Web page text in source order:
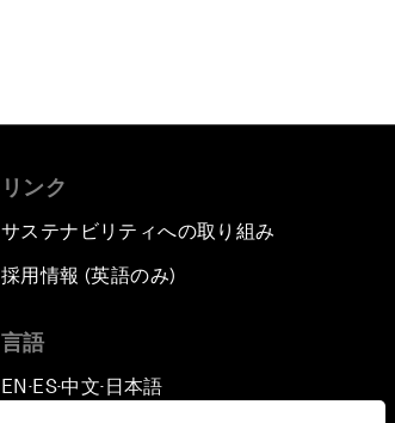
リンク
サステナビリティへの取り組み
採用情報 (英語のみ)
言語
EN ▪ ES▪中文▪ 日本語